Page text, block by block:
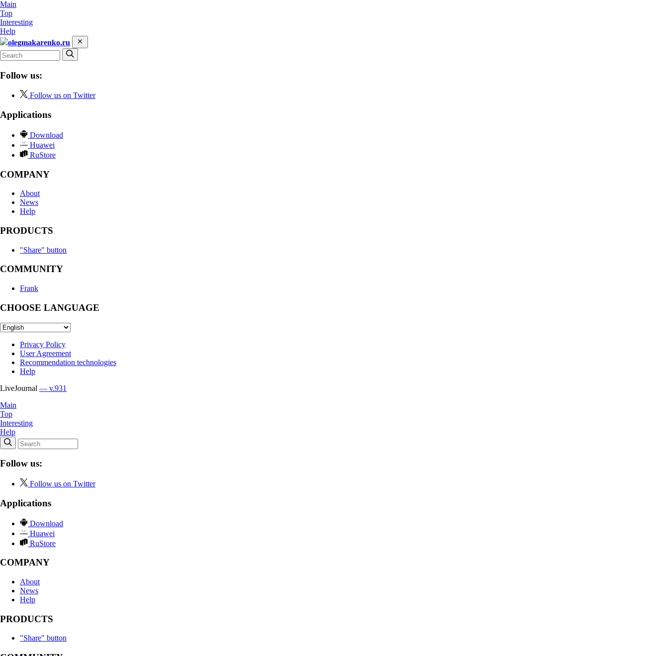
Main
Top
Interesting
Help
olegmakarenko.ru
Follow us:
Follow us on Twitter
Applications
Download
Huawei
RuStore
COMPANY
About
News
Help
PRODUCTS
"Share" button
COMMUNITY
Frank
CHOOSE LANGUAGE
Privacy Policy
User Agreement
Recommendation technologies
Help
LiveJournal — v.931
Main
Top
Interesting
Help
Follow us:
Follow us on Twitter
Applications
Download
Huawei
RuStore
COMPANY
About
News
Help
PRODUCTS
"Share" button